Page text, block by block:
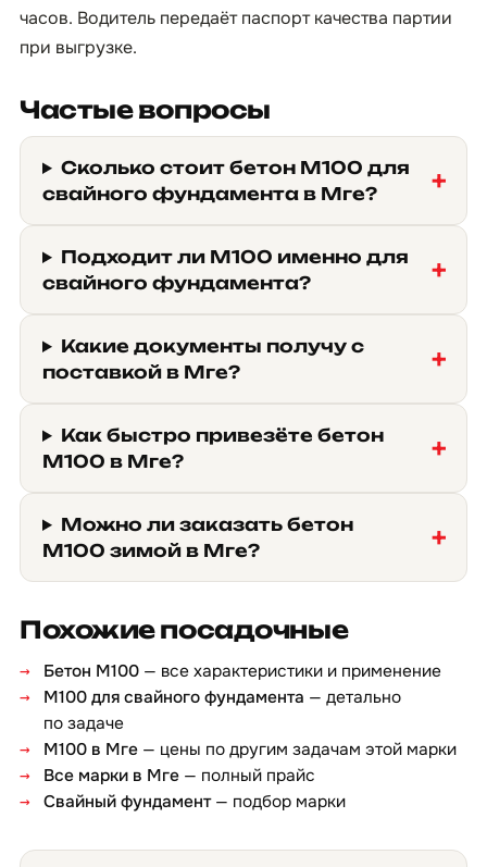
часов. Водитель передаёт паспорт качества партии
при выгрузке.
Частые вопросы
Сколько стоит бетон М100 для
свайного фундамента в Мге?
Подходит ли М100 именно для
свайного фундамента?
Какие документы получу с
поставкой в Мге?
Как быстро привезёте бетон
М100 в Мге?
Можно ли заказать бетон
М100 зимой в Мге?
Похожие посадочные
Бетон М100 — все характеристики и применение
М100 для свайного фундамента — детально
по задаче
М100 в Мге — цены по другим задачам этой марки
Все марки в Мге — полный прайс
Свайный фундамент— подбор марки